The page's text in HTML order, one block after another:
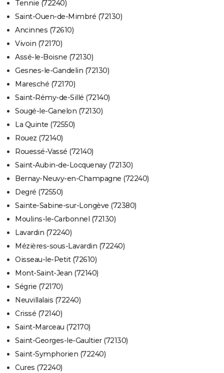
Tennie (72240)
Saint-Ouen-de-Mimbré (72130)
Ancinnes (72610)
Vivoin (72170)
Assé-le-Boisne (72130)
Gesnes-le-Gandelin (72130)
Maresché (72170)
Saint-Rémy-de-Sillé (72140)
Sougé-le-Ganelon (72130)
La Quinte (72550)
Rouez (72140)
Rouessé-Vassé (72140)
Saint-Aubin-de-Locquenay (72130)
Bernay-Neuvy-en-Champagne (72240)
Degré (72550)
Sainte-Sabine-sur-Longève (72380)
Moulins-le-Carbonnel (72130)
Lavardin (72240)
Mézières-sous-Lavardin (72240)
Oisseau-le-Petit (72610)
Mont-Saint-Jean (72140)
Ségrie (72170)
Neuvillalais (72240)
Crissé (72140)
Saint-Marceau (72170)
Saint-Georges-le-Gaultier (72130)
Saint-Symphorien (72240)
Cures (72240)